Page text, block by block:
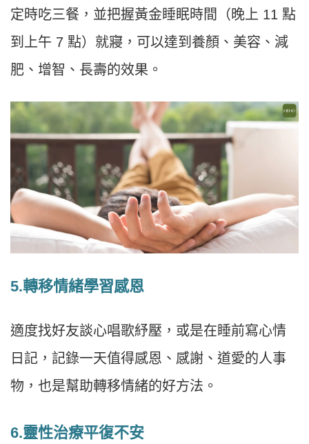
定時吃三餐，並把握黃金睡眠時間（晚上 11 點
到上午 7 點）就寢，可以達到養顏、美容、減
肥、增智、長壽的效果。
5.轉移情緒學習感恩
適度找好友談心唱歌紓壓，或是在睡前寫心情
日記，記錄一天值得感恩、感謝、道愛的人事
物，也是幫助轉移情緒的好方法。
6.靈性治療平復不安